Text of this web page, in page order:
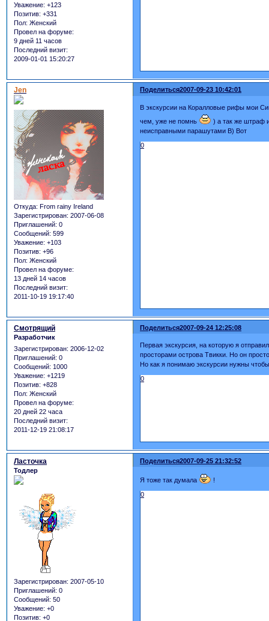
Уважение: +123
Позитив: +331
Пол: Женский
Провел на форуме:
9 дней 11 часов
Последний визит:
2009-01-01 15:20:27
Поделиться2007-09-23 10:42:01
Jen
Откуда: From rainy Ireland
Зарегистрирован: 2007-06-08
Приглашений: 0
Сообщений: 599
Уважение: +103
Позитив: +96
Пол: Женский
Провел на форуме:
13 дней 14 часов
Последний визит:
2011-10-19 19:17:40
В экскурсии на Коралловые рифы мои
чем, уже не помнь
) а так же штраф
неисправными парашутами B) Вот
0
Поделиться2007-09-24 12:25:08
Смотрящий
Разработчик
Зарегистрирован: 2006-12-02
Приглашений: 0
Сообщений: 1000
Уважение: +1219
Позитив: +828
Пол: Женский
Провел на форуме:
20 дней 22 часа
Последний визит:
2011-12-19 21:08:17
Первая экскурсия, на которую я
просторами острова Твикки. Но он
Но как я понимаю экскурсии нужны
0
Поделиться2007-09-25 21:32:52
Ласточка
Тодлер
Зарегистрирован: 2007-05-10
Приглашений: 0
Сообщений: 50
Уважение: +0
Позитив: +0
Я тоже так думала
!
0